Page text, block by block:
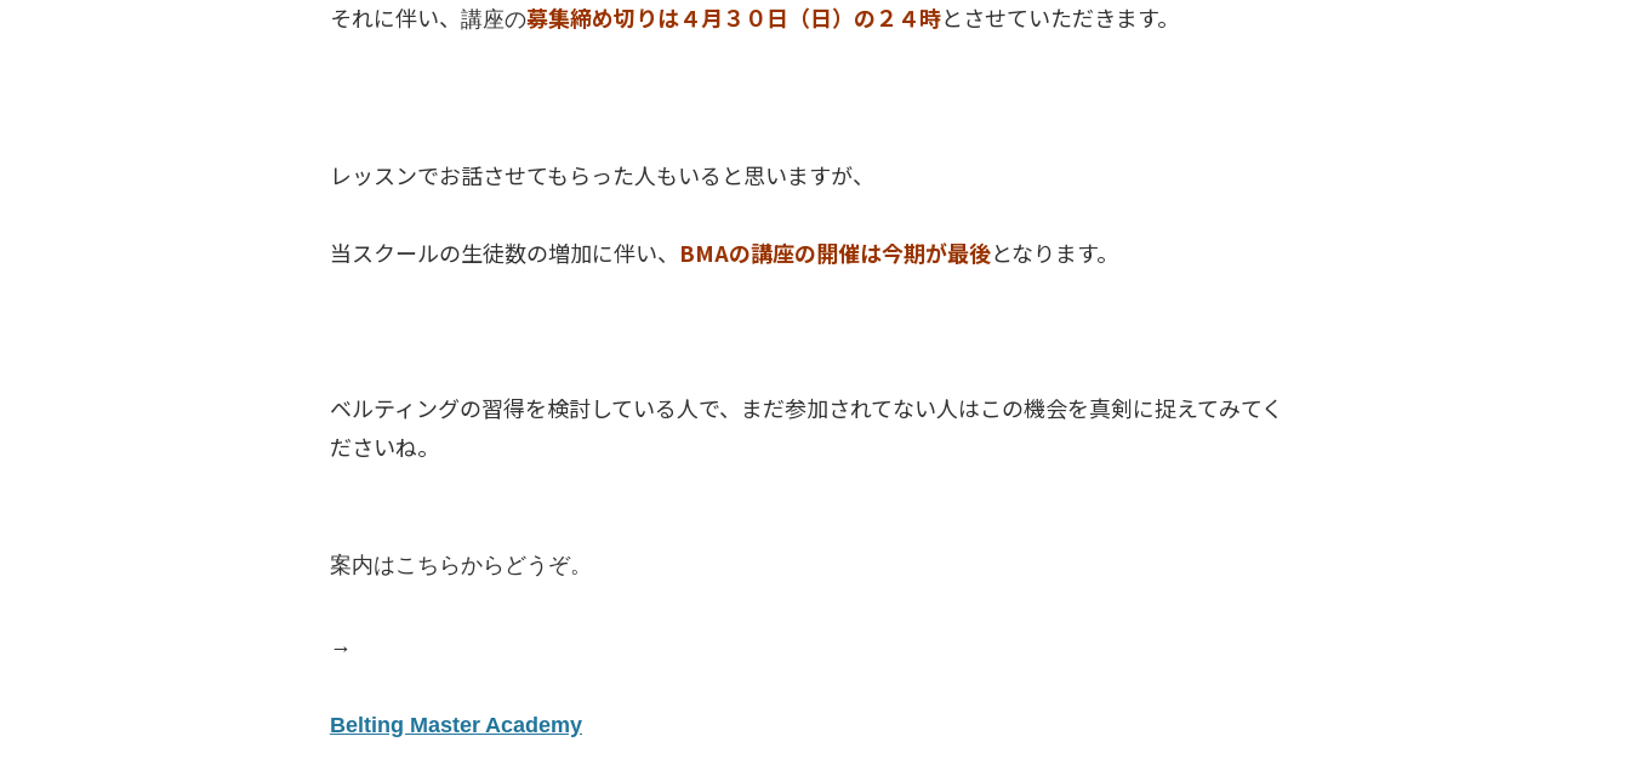
それに伴い、 講座の募集締め切りは４月３０日（日）の２４時とさせていただきます。
レッスンでお話させてもらった人もいると思いますが、
当スクールの生徒数の増加に伴い、 BMAの講座の開催は今期が最後となります。
ベルティングの習得を検討している人で、まだ参加されてない人はこの機会を真剣に捉えてみてく
ださいね。
案内はこちらからどうぞ。
→
Belting Master Academy